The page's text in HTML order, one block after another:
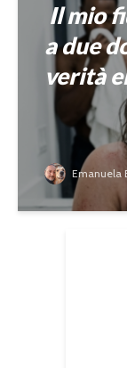
Il mio
a due
verità
Emanuela